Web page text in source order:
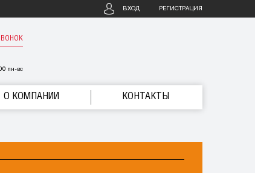
ВХОД РЕГИСТРАЦИЯ
пн-вс
О КОМПАНИИ КОНТАКТЫ